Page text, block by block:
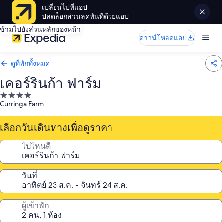
เปลี่ยนไปที่แอป
ปลดล็อกส่วนลดทันทีด้วยแอป
ข้ามไปยังส่วนหลักของหน้า
ดาวน์โหลดแอป
ดูที่พักทั้งหมด
เคอร์รินก้า ฟาร์ม
ที่พัก
4.0
Curringa Farm
เลือกวันเดินทางเพื่อดูราคา
ไปไหนดี
วันที่
ผู้เข้าพัก